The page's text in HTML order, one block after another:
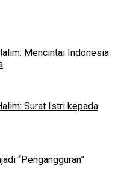
Mencintai Indonesia
Surat Istri kepada
“Pengangguran”